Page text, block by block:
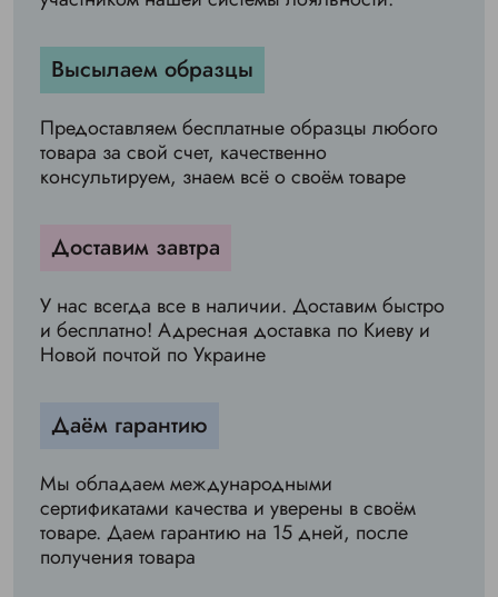
Высылаем образцы
Предоставляем бесплатные образцы любого
товара за свой счет, качественно
консультируем, знаем всё о своём товаре
Доставим завтра
У нас всегда все в наличии. Доставим быстро
и бесплатно! Адресная доставка по Киеву и
Новой почтой по Украине
Даём гарантию
Мы обладаем международными
сертификатами качества и уверены в своём
товаре. Даем гарантию на 15 дней, после
получения товара